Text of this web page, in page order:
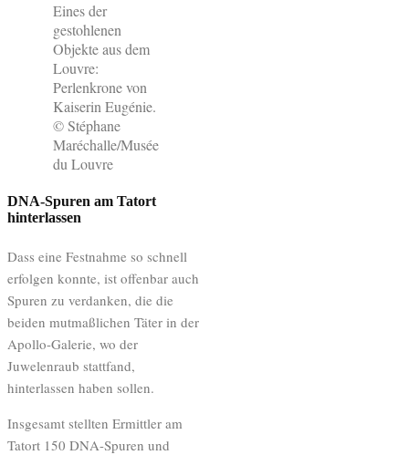
Eines der
gestohlenen
Objekte aus dem
Louvre:
Perlenkrone von
Kaiserin Eugénie.
© Stéphane
Maréchalle/Musée
du Louvre
DNA-Spuren am Tatort
hinterlassen
Dass eine Festnahme so schnell
erfolgen konnte, ist offenbar auch
Spuren zu verdanken, die die
beiden mutmaßlichen Täter in der
Apollo-Galerie, wo der
Juwelenraub stattfand,
hinterlassen haben sollen.
Insgesamt stellten Ermittler am
Tatort 150 DNA-Spuren und